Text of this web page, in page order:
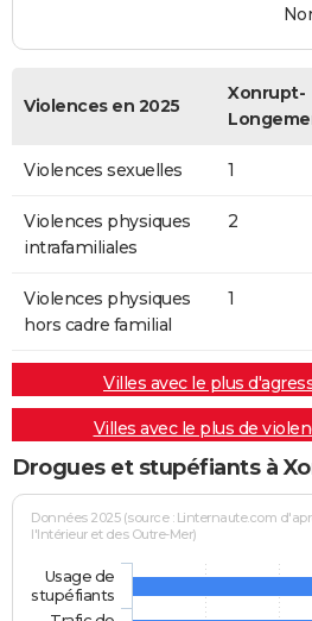
Violences en 2025
Xonrupt-
Violences sexuelles 1
Violences physiques
intrafamiliales
2
Violences physiques
hors cadre familial
1
Villes avec le plus
Villes avec le plus de
Drogues et stupéfiants à
Données 2025 (source : Linternaute.com
l'Intérieur et des Outre-Mer)
Usage de
stupéfiants